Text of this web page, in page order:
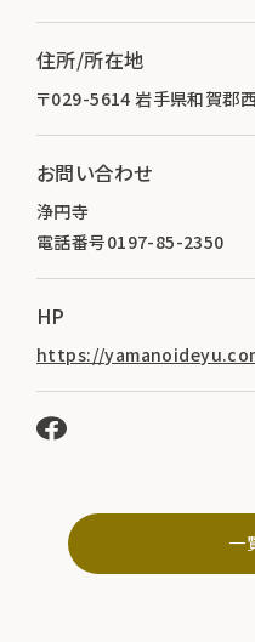
住所/所在地
〒029-5614 岩手県和賀郡
お問い合わせ
浄円寺
電話番号0197-85-2350
HP
https://
一